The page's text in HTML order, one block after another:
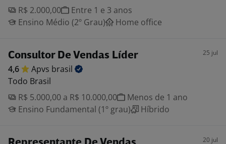
R$ 2.000,00
Entre 1 e 3 anos
Ensino Médio (2º Grau)
Home office
Consultor De Vendas Líder 25 jul
4,6 Apvs brasil
Todo Brasil
R$ 5.000,00 a R$ 10.000,00
Menos de 1 ano
Ensino Fundamental (1º grau)
Híbrido
20 jul